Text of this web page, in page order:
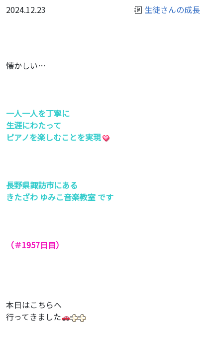
2024.12.23 生徒さんの成長
懐かしい…
一人一人を丁寧に
生涯にわたって
ピアノを楽しむことを実現
長野県諏訪市にある
きたざわ ゆみこ音楽教室 です
（＃1957日目）
本日はこちらへ
行ってきました